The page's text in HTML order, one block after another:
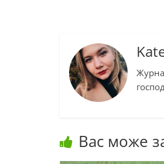
Вас може